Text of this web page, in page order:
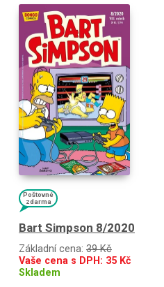
Poštovné
zdarma
Bart Simpson 8/2020
Základní cena: 39 Kč
Vaše cena s DPH: 35 Kč
Skladem